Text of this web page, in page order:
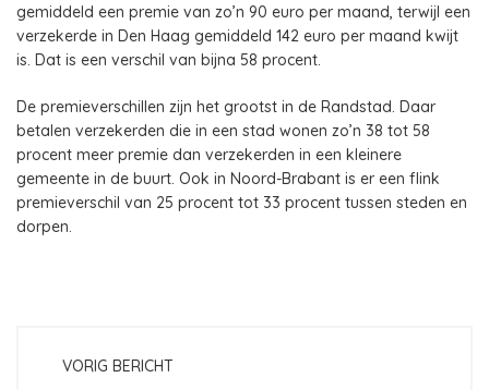
gemiddeld een premie van zo’n 90 euro per maand, terwijl een
verzekerde in Den Haag gemiddeld 142 euro per maand kwijt
is. Dat is een verschil van bijna 58 procent.
De premieverschillen zijn het grootst in de Randstad. Daar
betalen verzekerden die in een stad wonen zo’n 38 tot 58
procent meer premie dan verzekerden in een kleinere
gemeente in de buurt. Ook in Noord-Brabant is er een flink
premieverschil van 25 procent tot 33 procent tussen steden en
dorpen.
VORIG BERICHT